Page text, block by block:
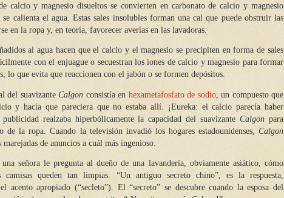
calcio y magnesio disueltos se convierten en carbonato de calcio y magnesio
se calienta el agua. Estas sales insolubles forman una cal que puede obstruir las
en la ropa y, en teoría, favorecer averías en las lavadoras.
al agua hacen que el calcio y el magnesio se precipiten en forma de sales
con el enjuague o secuestran los iones de calcio y magnesio para formar
lo que evita que reaccionen con el jabón o se formen depósitos.
del suavizanteCalgon consistía en hexametafosfato de sodio, un compuesto que
y hacía que pareciera que no estaba allí. ¡Eureka: el calcio parecía haber
publicidad realzaba hiperbólicamente la capacidad del suavizanteCalgon para
de la ropa. Cuando la televisión invadió los hogares estadounidenses, Calgon
de anuncios a cuál más ingenioso.
señora le pregunta al dueño de una lavandería, obviamente asiático, cómo
camisas queden tan limpias. “Un antiguo secreto chino”, es la respuesta,
acento apropiado (“secleto”). El “secreto” se descubre cuando la esposa del